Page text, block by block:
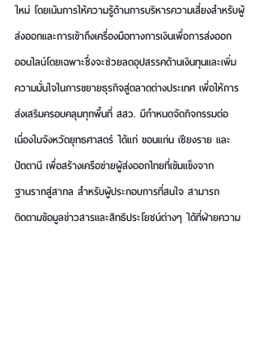
ใหม่ โดยเน้นการให้ความรู้ด้านการบริหารความเสี่ยงสำหรับผู้
ส่งออกและการเข้าถึงเครื่องมือทางการเงินเพื่อการส่งออก
ออนไลน์โดยเฉพาะซึ่งจะช่วยลดอุปสรรคด้านเงินทุนและเพิ่ม
ความมั่นใจในการขยายธุรกิจสู่ตลาดต่างประเทศ เพื่อให้การ
ส่งเสริมครอบคลุมทุกพื้นที่ สสว. มีกำหนดจัดกิจกรรมต่อ
เนื่องในจังหวัดยุทธศาสตร์ ได้แก่ ขอนแก่น เชียงราย และ
ปัตตานี เพื่อสร้างเครือข่ายผู้ส่งออกไทยที่เข้มแข็งจาก
ฐานรากสู่สากล สำหรับผู้ประกอบการที่สนใจ สามารถ
ติดตามข้อมูลข่าวสารและสิทธิประโยชน์ต่างๆ ได้ที่ฝ่ายความ